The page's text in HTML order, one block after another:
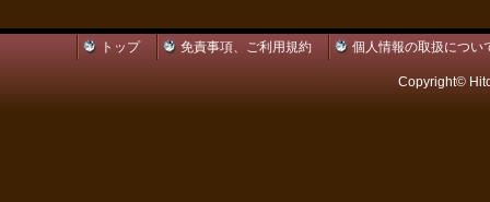
トップ 免責事項、ご利用規約 個人情報の取扱につい
Copyright©